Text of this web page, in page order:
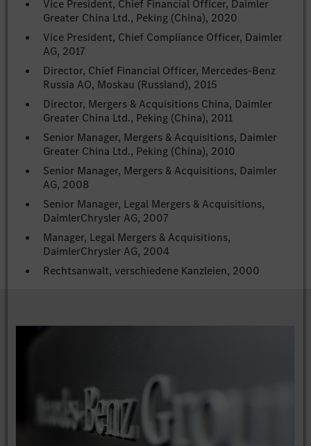
Vice President, Chief Financial Officer, Daimler
Greater China Ltd., Peking (China), 2020
Vice President, Chief Compliance Officer, Daimler
AG, 2017
Director, Chief Financial Officer, Mercedes-Benz
Russia AO, Moskau (Russland), 2015
Director, Mergers & Acquisitions China, Daimler
Greater China Ltd., Peking (China), 2011
Senior Manager, Mergers & Acquisitions, Daimler
Greater China Ltd., Peking (China), 2010
Senior Manager, Mergers & Acquisitions, Daimler
AG, 2008
Senior Manager, Legal Mergers & Acquisitions,
DaimlerChrysler AG, 2007
Manager, Legal Mergers & Acquisitions,
DaimlerChrysler AG, 2004
Rechtsanwalt, verschiedene Kanzleien, 2000